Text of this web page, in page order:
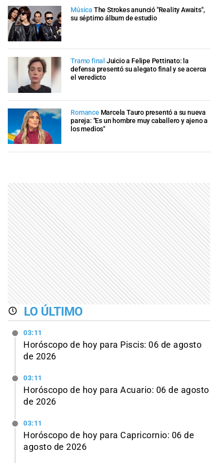
Música The Strokes anunció "Reality Awaits",
su séptimo álbum de estudio
Tramo final Juicio a Felipe Pettinato: la
defensa presentó su alegato final y se acerca
el veredicto
Romance Marcela Tauro presentó a su nueva
pareja: "Es un hombre muy caballero y ajeno a
los medios"
LO ÚLTIMO
03:11
Horóscopo de hoy para Piscis: 06 de agosto
de 2026
03:11
Horóscopo de hoy para Acuario: 06 de agosto
de 2026
03:11
Horóscopo de hoy para Capricornio: 06 de
agosto de 2026